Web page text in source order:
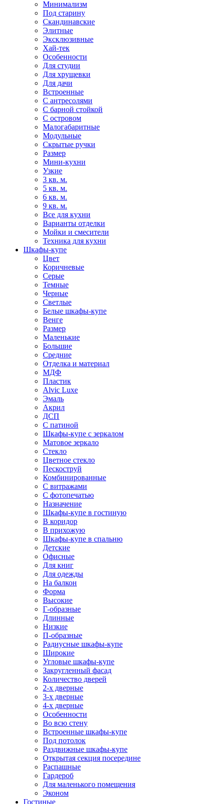
Минимализм
Под старину
Скандинавские
Элитные
Эксклюзивные
Хай-тек
Особенности
Для студии
Для хрущевки
Для дачи
Встроенные
С антресолями
С барной стойкой
С островом
Малогабаритные
Модульные
Скрытые ручки
Размер
Мини-кухни
Узкие
3 кв. м.
5 кв. м.
6 кв. м.
9 кв. м.
Все для кухни
Варианты отделки
Мойки и смесители
Техника для кухни
Шкафы-купе
Цвет
Коричневые
Серые
Темные
Черные
Светлые
Белые шкафы-купе
Венге
Размер
Маленькие
Большие
Средние
Отделка и материал
МДФ
Пластик
Alvic Luxe
Эмаль
Акрил
ДСП
С патиной
Шкафы-купе с зеркалом
Матовое зеркало
Стекло
Цветное стекло
Пескоструй
Комбинированные
С витражами
С фотопечатью
Назначение
Шкафы-купе в гостиную
В коридор
В прихожую
Шкафы-купе в спальню
Детские
Офисные
Для книг
Для одежды
На балкон
Форма
Высокие
Г-образные
Длинные
Низкие
П-образные
Радиусные шкафы-купе
Широкие
Угловые шкафы-купе
Закругленный фасад
Количество дверей
2-х дверные
3-х дверные
4-х дверные
Особенности
Во всю стену
Встроенные шкафы-купе
Под потолок
Раздвижные шкафы-купе
Открытая секция посередине
Распашные
Гардероб
Для маленького помещения
Эконом
Гостиные